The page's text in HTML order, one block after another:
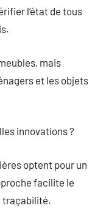
l’état de tous
mais
et les objets
innovations ?
optent pour un
facilite le
traçabilité.